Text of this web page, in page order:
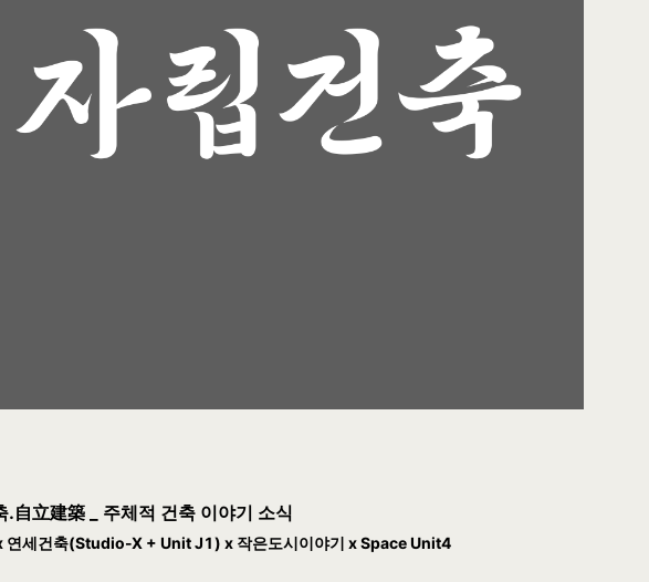
.自立建築 _ 주체적 건축 이야기 소식
연세건축(Studio-X + Unit J1) x 작은도시이야기 x Space Unit4